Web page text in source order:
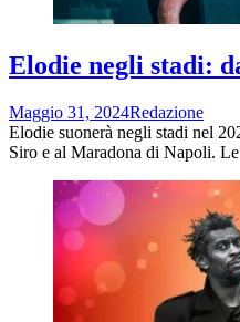
Elodie negli stadi:
Maggio 31, 2024Redazione
Elodie suonerà negli stadi nel
Siro e al Maradona di Napoli.